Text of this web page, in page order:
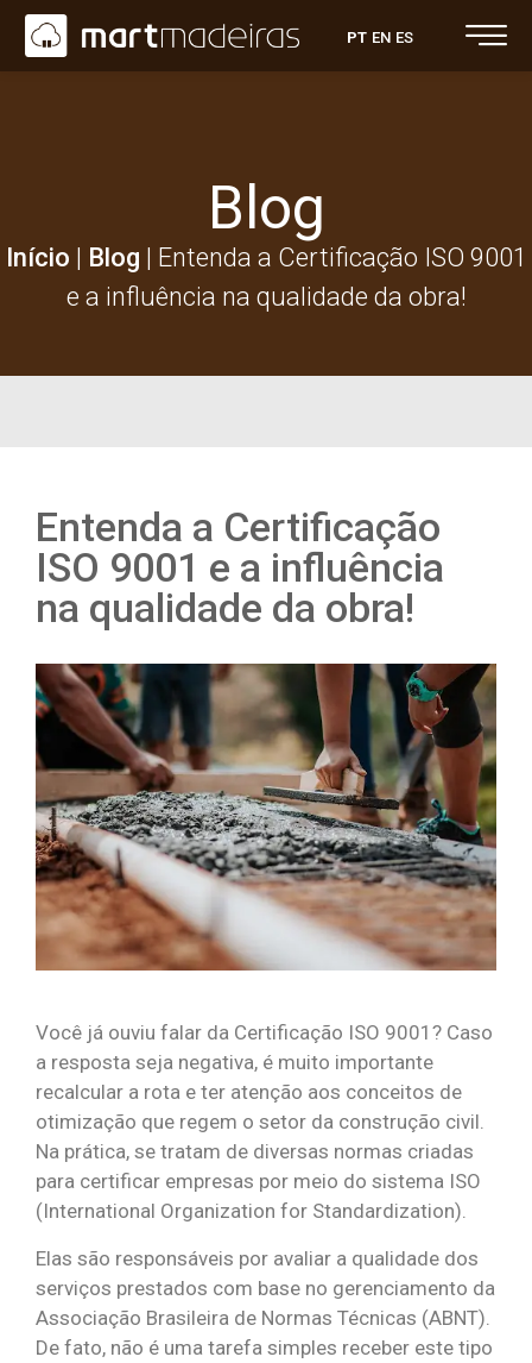
PT EN ES
Blog
Início | Blog | Entenda a Certificação ISO 9001
e a influência na qualidade da obra!
Entenda a Certificação
ISO 9001 e a influência
na qualidade da obra!
Você já ouviu falar da Certificação ISO 9001? Caso
a resposta seja negativa, é muito importante
recalcular a rota e ter atenção aos conceitos de
otimização que regem o setor da construção civil.
Na prática, se tratam de diversas normas criadas
para certificar empresas por meio do sistema ISO
(International Organization for Standardization).
Elas são responsáveis por avaliar a qualidade dos
serviços prestados com base no gerenciamento da
Associação Brasileira de Normas Técnicas (ABNT).
De fato, não é uma tarefa simples receber este tipo